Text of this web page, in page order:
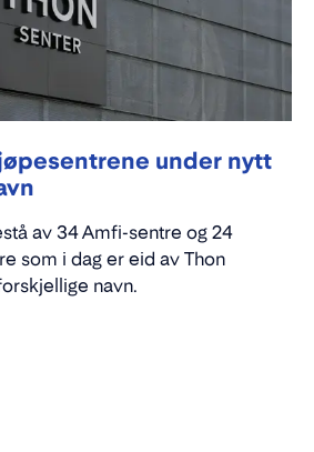
under nytt
av 34 Amfi-sentre og 24
som i dag er eid av Thon
navn.